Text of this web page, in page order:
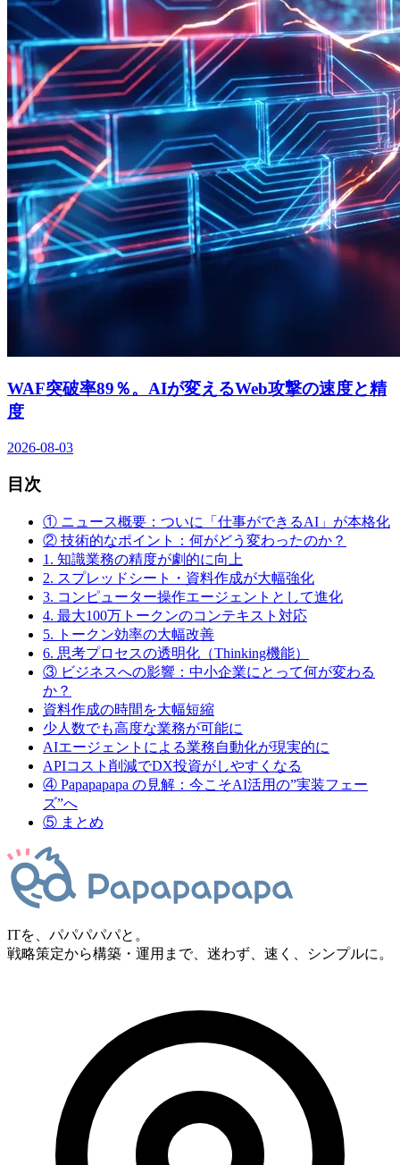
WAF突破率89％。AIが変えるWeb攻撃の速度と精
度
2026-08-03
目次
① ニュース概要：ついに「仕事ができるAI」が本格化
② 技術的なポイント：何がどう変わったのか？
1. 知識業務の精度が劇的に向上
2. スプレッドシート・資料作成が大幅強化
3. コンピューター操作エージェントとして進化
4. 最大100万トークンのコンテキスト対応
5. トークン効率の大幅改善
6. 思考プロセスの透明化（Thinking機能）
③ ビジネスへの影響：中小企業にとって何が変わる
か？
資料作成の時間を大幅短縮
少人数でも高度な業務が可能に
AIエージェントによる業務自動化が現実的に
APIコスト削減でDX投資がしやすくなる
④ Papapapapa の見解：今こそAI活用の”実装フェー
ズ”へ
⑤ まとめ
ITを、パパパパパと。
戦略策定から構築・運用まで、迷わず、速く、シンプルに。